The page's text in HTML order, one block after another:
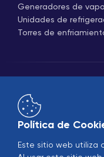
Generadores de
Unidades de
Torres de
Política de
Este sitio web utiliza